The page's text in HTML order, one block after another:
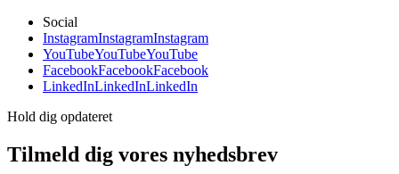
Social
InstagramInstagramInstagram
YouTubeYouTubeYouTube
FacebookFacebookFacebook
LinkedInLinkedInLinkedIn
Hold dig opdateret
Tilmeld dig vores nyhedsbrev